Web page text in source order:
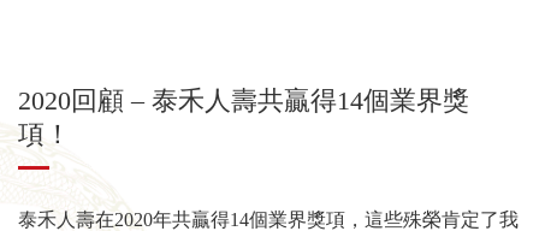
2020回顧 – 泰禾人壽共贏得14個業界獎
項！
泰禾人壽在2020年共贏得14個業界獎項，這些殊榮肯定了我